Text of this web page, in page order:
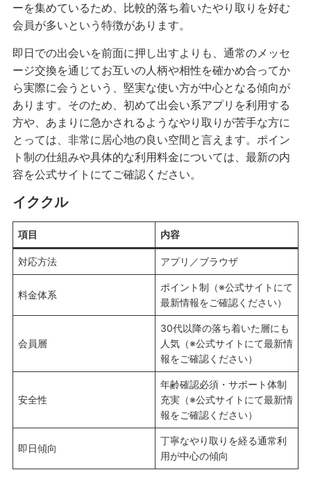
ーを集めているため、比較的落ち着いたやり取りを好む
会員が多いという特徴があります。
即日での出会いを前面に押し出すよりも、通常のメッセ
ージ交換を通じてお互いの人柄や相性を確かめ合ってか
ら実際に会うという、堅実な使い方が中心となる傾向が
あります。そのため、初めて出会い系アプリを利用する
方や、あまりに急かされるようなやり取りが苦手な方に
とっては、非常に居心地の良い空間と言えます。ポイン
ト制の仕組みや具体的な利用料金については、最新の内
容を公式サイトにてご確認ください。
イククル
項目 内容
対応方法 アプリ／ブラウザ
料金体系
ポイント制（※公式サイトにて
最新情報をご確認ください）
会員層
30代以降の落ち着いた層にも
人気（※公式サイトにて最新情
報をご確認ください）
安全性
年齢確認必須・サポート体制
充実（※公式サイトにて最新情
報をご確認ください）
即日傾向
丁寧なやり取りを経る通常利
用が中心の傾向